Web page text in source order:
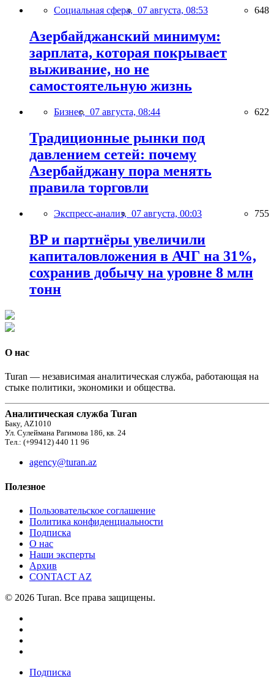
Социальная сфера, 07 августа, 08:53 648
Азербайджанский минимум:
зарплата, которая покрывает
выживание, но не
самостоятельную жизнь
Бизнес, 07 августа, 08:44 622
Традиционные рынки под
давлением сетей: почему
Азербайджану пора менять
правила торговли
Экспресс-анализ, 07 августа, 00:03 755
BP и партнёры увеличили
капиталовложения в АЧГ на 31%,
сохранив добычу на уровне 8 млн
тонн
О нас
Turan — независимая аналитическая служба, работающая на
стыке политики, экономики и общества.
Аналитическая служба Turan
Баку, AZ1010
Ул. Сулеймана Рагимова 186, кв. 24
Тел.: (+99412) 440 11 96
agency@turan.az
Полезное
Пользовательское соглашение
Политика конфиденциальности
Подписка
О нас
Наши эксперты
Архив
CONTACT AZ
© 2026 Turan. Все права защищены.
Подписка